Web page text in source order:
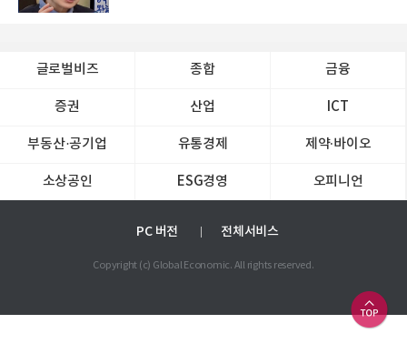
글로벌비즈 종합 금융
증권 산업 ICT
부동산·공기업 유통경제 제약∙바이오
소상공인 ESG경영 오피니언
PC 버전 전체서비스
Copyright (c) Global Economic. All rights reserved.